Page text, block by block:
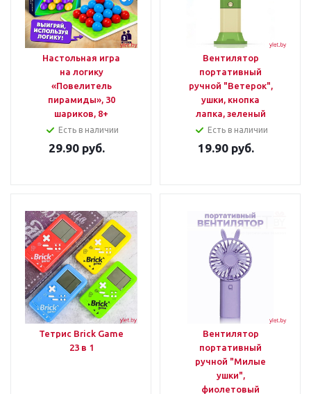
Настольная игра
на логику
«Повелитель
пирамиды», 30
шариков, 8+
Есть в наличии
29.90руб.
Вентилятор
портативный
ручной "Ветерок",
ушки, кнопка
лапка, зеленый
Есть в наличии
19.90руб.
Тетрис Brick Game
23 в 1
Вентилятор
портативный
ручной "Милые
ушки",
фиолетовый